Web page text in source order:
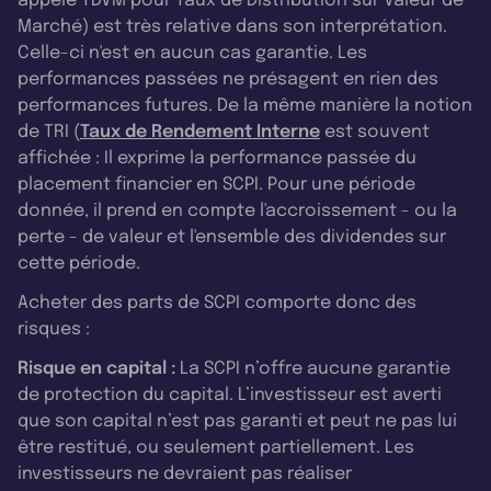
Marché) est très relative dans son interprétation.
Celle-ci n'est en aucun cas garantie. Les
performances passées ne présagent en rien des
performances futures. De la même manière la notion
de TRI (Taux de Rendement Interne est souvent
affichée : Il exprime la performance passée du
placement financier en SCPI. Pour une période
donnée, il prend en compte l'accroissement - ou la
perte - de valeur et l'ensemble des dividendes sur
cette période.
Acheter des parts de SCPI comporte donc des
risques :
Risque en capital : La SCPI n’offre aucune garantie
de protection du capital. L’investisseur est averti
que son capital n’est pas garanti et peut ne pas lui
être restitué, ou seulement partiellement. Les
investisseurs ne devraient pas réaliser